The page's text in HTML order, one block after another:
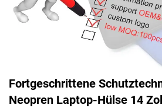
Fortgeschrittene
Neopren Laptop-Hülse 14